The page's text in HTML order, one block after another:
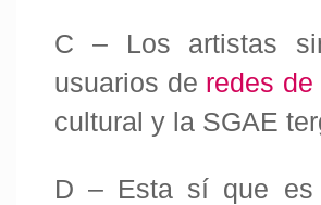
C – Los artistas
usuarios de redes
cultural y la SGAE
D – Esta sí que es